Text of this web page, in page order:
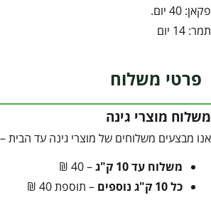
פקאן: 40 יום.
תמר: 14 יום
פרטי משלוח
משלוח מוצרי גינה
אנו מבצעים משלוחים של מוצרי גינה עד הבית –
משלוח עד 10 ק"ג
– 40 ₪
כל 10 ק"ג נוספים
– תוספת 40 ₪